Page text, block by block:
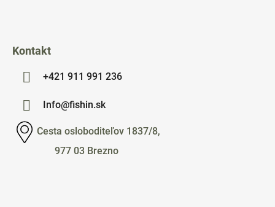
Kontakt
+421 911 991 236
Info@fishin.sk
Cesta osloboditeľov 1837/8,
977 03 Brezno